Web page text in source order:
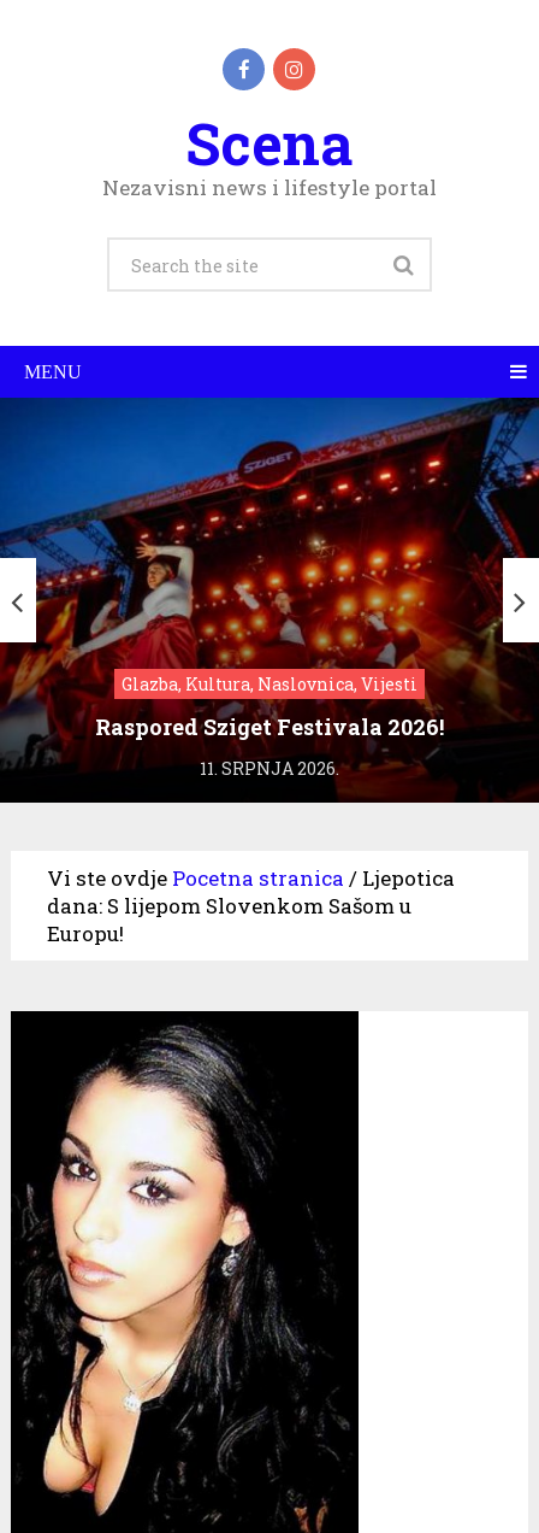
Scena
Nezavisni news i lifestyle portal
MENU
Glazba, Kultura, Naslovnica, Vijesti
Raspored Sziget Festivala 2026!
11. SRPNJA 2026.
Vi ste ovdje Pocetna stranica / Ljepotica
dana: S lijepom Slovenkom Sašom u
Europu!